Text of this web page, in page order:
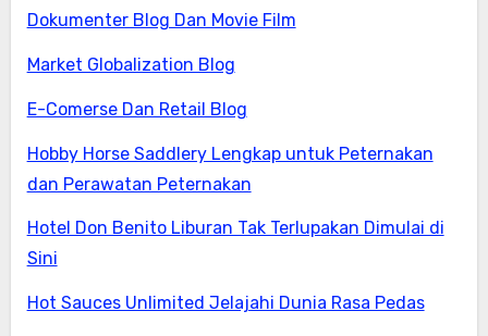
Dokumenter Blog Dan Movie Film
Market Globalization Blog
E-Comerse Dan Retail Blog
Hobby Horse Saddlery Lengkap untuk Peternakan
dan Perawatan Peternakan
Hotel Don Benito Liburan Tak Terlupakan Dimulai di
Sini
Hot Sauces Unlimited Jelajahi Dunia Rasa Pedas